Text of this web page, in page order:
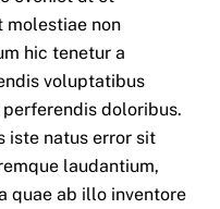
molestiae non
hic tenetur a
voluptatibus
doloribus.
iste natus error sit
laudantium,
quae ab illo inventore